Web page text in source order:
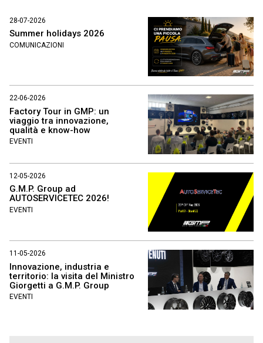
28-07-2026
Summer holidays 2026
COMUNICAZIONI
22-06-2026
Factory Tour in GMP: un
viaggio tra innovazione,
qualità e know-how
EVENTI
12-05-2026
G.M.P. Group ad
AUTOSERVICETEC 2026!
EVENTI
11-05-2026
Innovazione, industria e
territorio: la visita del Ministro
Giorgetti a G.M.P. Group
EVENTI